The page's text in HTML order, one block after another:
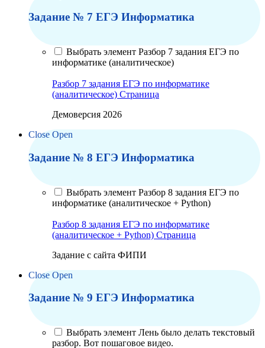
Задание № 7 ЕГЭ Информатика
Выбрать элемент Разбор 7 задания ЕГЭ по
информатике (аналитическое)
Разбор 7 задания ЕГЭ по информатике
(аналитическое) Страница
Демоверсия 2026
Close Open
Задание № 8 ЕГЭ Информатика
Выбрать элемент Разбор 8 задания ЕГЭ по
информатике (аналитическое + Python)
Разбор 8 задания ЕГЭ по информатике
(аналитическое + Python) Страница
Задание с сайта ФИПИ
Close Open
Задание № 9 ЕГЭ Информатика
Выбрать элемент Лень было делать текстовый
разбор. Вот пошаговое видео.